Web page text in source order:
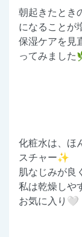
朝起きたとき
になることが
保湿ケアを見
ってみました
化粧水は、ほ
スチャー✨
肌なじみが良
私は乾燥しや
お気に入り🤍